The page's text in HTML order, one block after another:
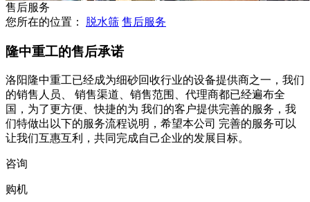
售后服务
您所在的位置：
脱水筛 售后服务
隆中重工的售后承诺
洛阳隆中重工已经成为细砂回收行业的设备提供商之一，我们
的销售人员、 销售渠道、销售范围、代理商都已经遍布全
国，为了更方便、快捷的为 我们的客户提供完善的服务，我
们特做出以下的服务流程说明，希望本公司 完善的服务可以
让我们互惠互利，共同完成自己企业的发展目标。
咨询
购机